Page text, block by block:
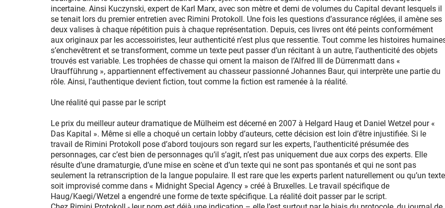
incertaine. Ainsi Kuczynski, expert de Karl Marx, avec son mètre et demi de volumes du Capital devant lesquels il
se tenait lors du premier entretien avec Rimini Protokoll. Une fois les questions d’assurance réglées, il amène ses
deux valises à chaque répétition puis à chaque représentation. Depuis, ces livres ont été peints conformément
aux originaux par les accessoiristes, leur authenticité n’est plus que ressentie. Tout comme les histoires
s’enchevêtrent et se transforment, comme un texte peut passer d’un récitant à un autre, l’authenticité des objets
trouvés est variable. Les trophées de chasse qui ornent la maison de l’Alfred III de Dürrenmatt dans «
Uraufführung », appartiennent effectivement au chasseur passionné Johannes Baur, qui interprète une partie du
rôle. Ainsi, l’authentique devient fiction, tout comme la fiction est ramenée à la réalité.
Une réalité qui passe par le script
Le prix du meilleur auteur dramatique de Mülheim est décerné en 2007 à Helgard Haug et Daniel Wetzel pour «
Das Kapital ». Même si elle a choqué un certain lobby d’auteurs, cette décision est loin d’être injustifiée. Si le
travail de Rimini Protokoll pose d’abord toujours son regard sur les experts, l’authenticité présumée des
personnages, car c’est bien de personnages qu’il s’agit, n’est pas uniquement due aux corps des experts. Elle
résulte d’une dramaturgie, d’une mise en scène et d’un texte qui ne sont pas spontanés et qui ne sont pas
seulement la retranscription de la langue populaire. Il est rare que les experts parlent naturellement ou qu’un texte
soit improvisé comme dans « Midnight Special Agency » créé à Bruxelles. Le travail spécifique de
Haug/Kaegi/Wetzel a engendré une forme de texte spécifique. La réalité doit passer par le script.